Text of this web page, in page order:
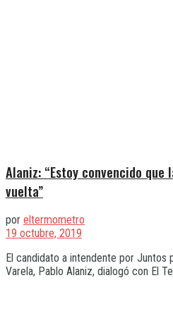
Alaniz: “Estoy convencido que
vuelta”
por eltermometro
19 octubre, 2019
El candidato a intendente por Juntos
Varela, Pablo Alaniz, dialogó con El